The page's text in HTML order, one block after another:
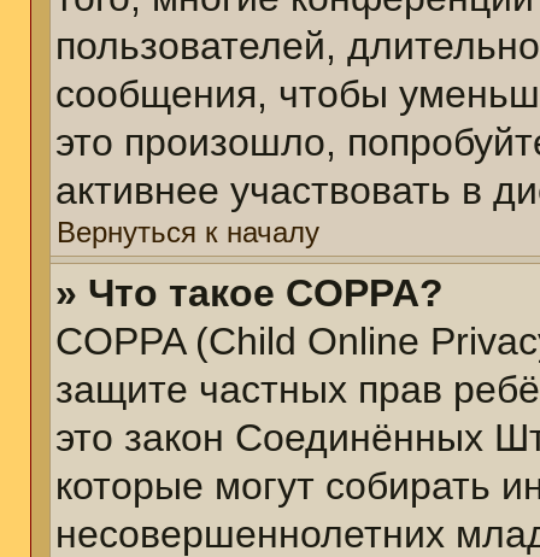
пользователей,
сообщения, чтобы
это произошло,
активнее участвовать в
Вернуться к началу
» Что такое COPPA?
COPPA (Child Online
защите частных прав
это закон Соединённых
которые могут собирать
несовершеннолетних